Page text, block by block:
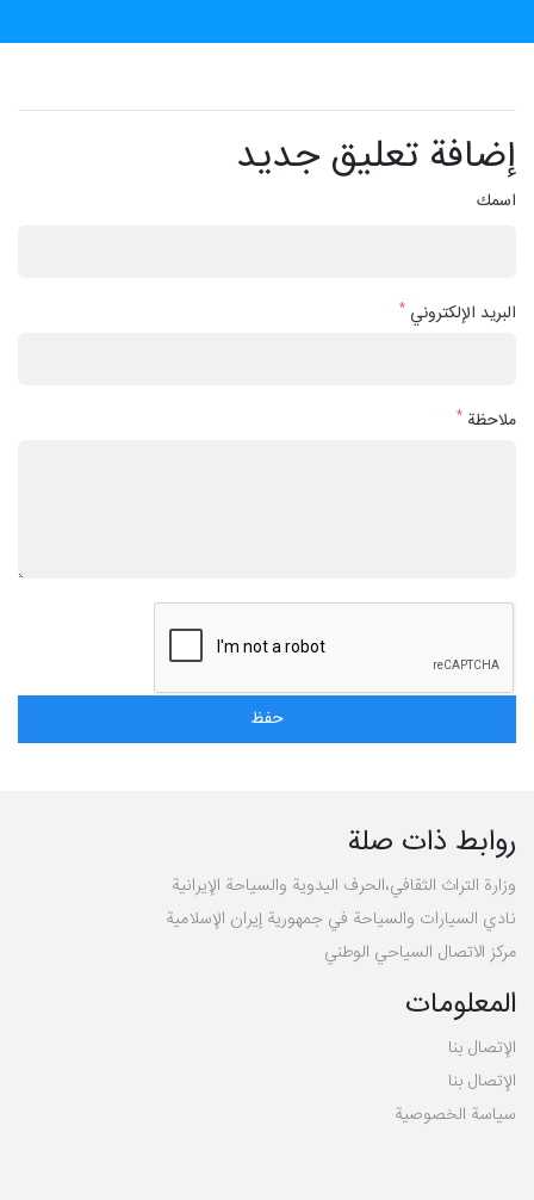
إضافة تعليق جديد
اسمك
البريد الإلكتروني *
ملاحظة *
روابط ذات صلة
وزارة التراث الثقافي،الحرف اليدوية والسياحة الإيرانية
نادي السيارات والسياحة في جمهورية إيران الإسلامية
مركز الاتصال السياحي الوطني
المعلومات
الإتصال بنا
الإتصال بنا
سیاسة الخصوصية